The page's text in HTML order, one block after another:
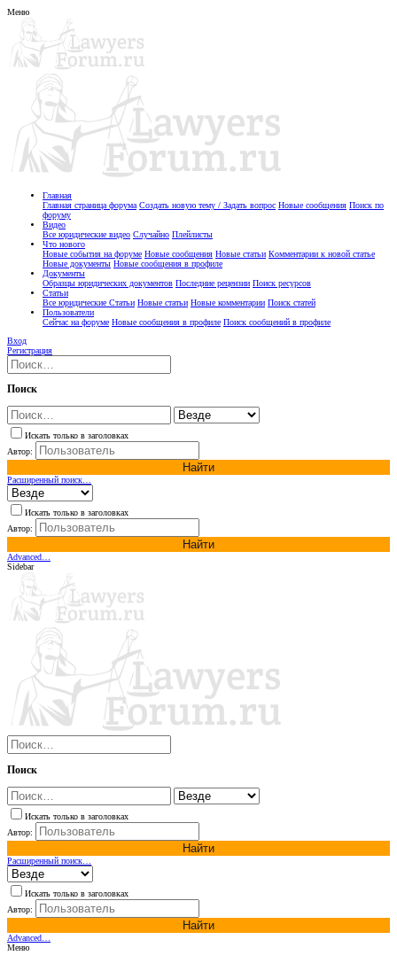
Меню
Главная
Главная страница форума Создать новую тему / Задать вопрос Новые сообщения Поиск по
форуму
Видео
Все юридические видео Случайно Плейлисты
Что нового
Новые события на форуме Новые сообщения Новые статьи Комментарии к новой статье
Новые документы Новые сообщения в профиле
Документы
Образцы юридических документов Последние рецензии Поиск ресурсов
Статьи
Все юридические Статьи Новые статьи Новые комментарии Поиск статей
Пользователи
Сейчас на форуме Новые сообщения в профиле Поиск сообщений в профиле
Вход
Регистрация
Поиск
Искать только в заголовках
Автор:
Найти
Расширенный поиск…
Искать только в заголовках
Автор:
Найти
Advanced…
Sidebar
Поиск
Искать только в заголовках
Автор:
Найти
Расширенный поиск…
Искать только в заголовках
Автор:
Найти
Advanced…
Меню